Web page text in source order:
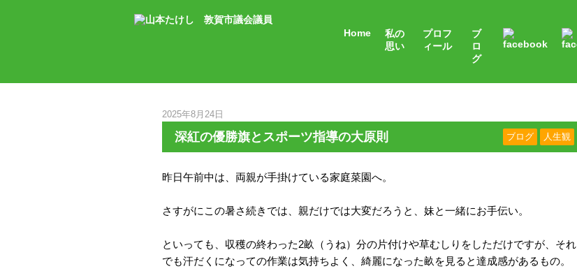
Home
私の
思い
プロフ
ィール
ブ
ロ
グ
2025年8月24日
深紅の優勝旗とスポーツ指導の大原則 ブログ 人生観
昨日午前中は、両親が手掛けている家庭菜園へ。
さすがにこの暑さ続きでは、親だけでは大変だろうと、妹と一緒にお手伝い。
といっても、収穫の終わった2畝（うね）分の片付けや草むしりをしただけですが、それ
でも汗だくになっての作業は気持ちよく、綺麗になった畝を見ると達成感があるもの。